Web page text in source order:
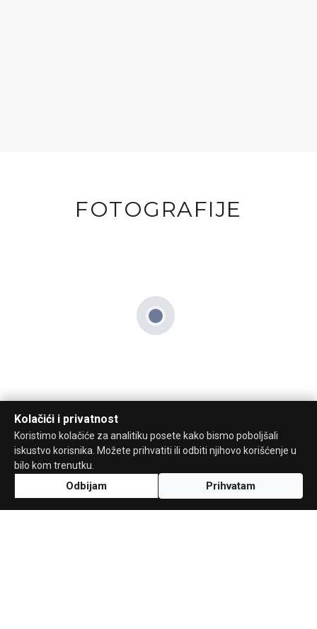
FOTOGRAFIJE
Kolačići i privatnost
Koristimo kolačiće za analitiku posete kako bismo poboljšali
iskustvo korisnika. Možete prihvatiti ili odbiti njihovo korišćenje u
bilo kom trenutku.
Odbijam Prihvatam